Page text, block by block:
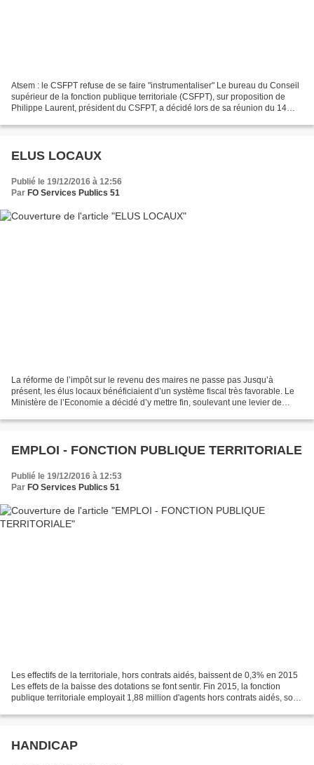
Atsem : le CSFPT refuse de se faire "instrumentaliser" Le bureau du Conseil
supérieur de la fonction publique territoriale (CSFPT), sur proposition de
Philippe Laurent, président du CSFPT, a décidé lors de sa réunion du 14
ELUS LOCAUX
Publié le 19/12/2016 à 12:56
Par FO Services Publics 51
La réforme de l’impôt sur le revenu des maires ne passe pas Jusqu’à
présent, les élus locaux bénéficiaient d’un système fiscal très favorable. Le
Ministère de l’Economie a décidé d’y mettre fin, soulevant une levier de
EMPLOI - FONCTION PUBLIQUE TERRITORIALE
Publié le 19/12/2016 à 12:53
Par FO Services Publics 51
Les effectifs de la territoriale, hors contrats aidés, baissent de 0,3% en 2015
Les effets de la baisse des dotations se font sentir. Fin 2015, la fonction
publique territoriale employait 1,88 million d'agents hors contrats aidés, soit
HANDICAP